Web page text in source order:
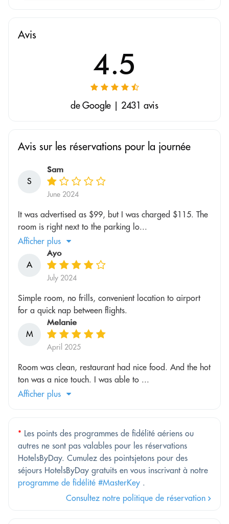
Avis
4.5
de Google | 2431 avis
Avis sur les réservations pour la journée
S
Sam
June 2024
It was advertised as $99, but I was charged $115. The
room is right next to the parking lo...
Afficher plus
A
Ayo
July 2024
Simple room, no frills, convenient location to airport
for a quick nap between flights.
M
Melanie
April 2025
Room was clean, restaurant had nice food. And the hot
ton was a nice touch. I was able to ...
Afficher plus
* Les points des programmes de fidélité aériens ou
autres ne sont pas valables pour les réservations
HotelsByDay. Cumulez des pointsjetons pour des
séjours HotelsByDay gratuits en vous inscrivant à notre
programme de fidélité #MasterKey .
Consultez notre politique de réservation